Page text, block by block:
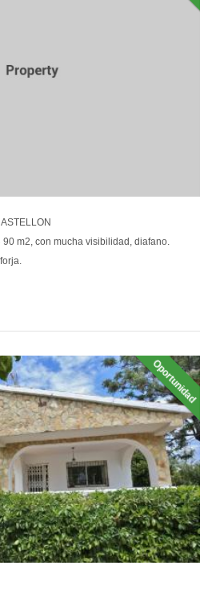
90 m2, con mucha visibilidad, diafano.
Oportunidad
EN